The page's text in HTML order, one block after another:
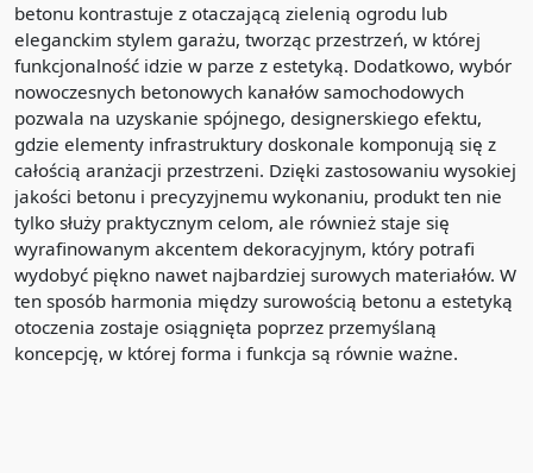
betonu kontrastuje z otaczającą zielenią ogrodu lub
eleganckim stylem garażu, tworząc przestrzeń, w której
funkcjonalność idzie w parze z estetyką. Dodatkowo, wybór
nowoczesnych betonowych kanałów samochodowych
pozwala na uzyskanie spójnego, designerskiego efektu,
gdzie elementy infrastruktury doskonale komponują się z
całością aranżacji przestrzeni. Dzięki zastosowaniu wysokiej
jakości betonu i precyzyjnemu wykonaniu, produkt ten nie
tylko służy praktycznym celom, ale również staje się
wyrafinowanym akcentem dekoracyjnym, który potrafi
wydobyć piękno nawet najbardziej surowych materiałów. W
ten sposób harmonia między surowością betonu a estetyką
otoczenia zostaje osiągnięta poprzez przemyślaną
koncepcję, w której forma i funkcja są równie ważne.